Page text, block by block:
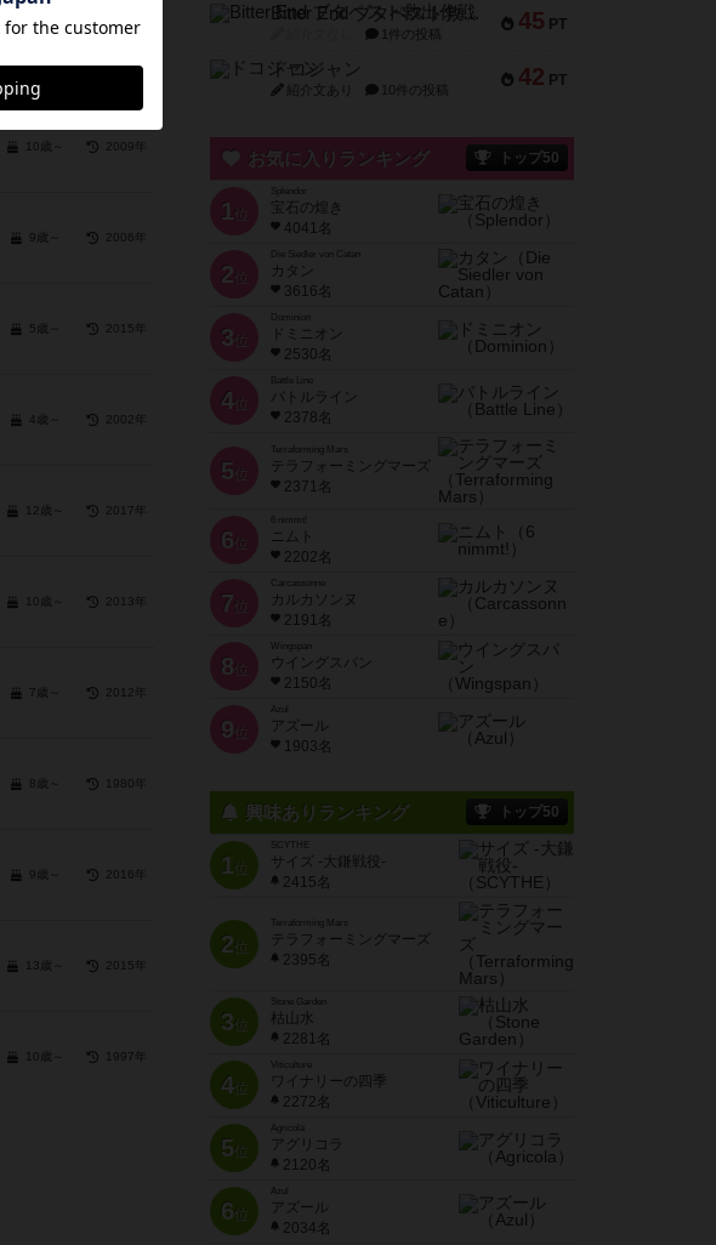
10歳～ 2009年
9歳～ 2006年
5歳～ 2015年
4歳～ 2002年
12歳～ 2017年
10歳～ 2013年
7歳～ 2012年
8歳～ 1980年
9歳～ 2016年
13歳～ 2015年
10歳～ 1997年
45 PT
Bitter End ブタペスト救出作戦
1件の投稿
42 PT
ドコジャン
紹介文あり 10件の投稿
お気に入りランキング トップ50
1 位
宝石の煌き
4041名
2 位
Die Siedler von Catan
カタン
3616名
3 位
ドミニオン
2530名
4位
Battle Line
バトルライン
2378名
5 位
Terraforming Mars
テラフォーミングマーズ
2371名
6 位
ニムト
2202名
7 位
Carcassonne
カルカソンヌ
2191名
8 位
Wingspan
ウイングスパン
2150名
9 位
Azul
アズール
1903名
興味ありランキング トップ50
1位
SCYTHE
サイズ -大鎌戦役-
2415名
2位
Terraforming Mars
テラフォーミングマーズ
2395名
3位
Stone Garden
枯山水
2281名
4位
Viticulture
ワイナリーの四季
2272名
5位
Agricola
アグリコラ
2120名
6位
Azul
アズール
2034名